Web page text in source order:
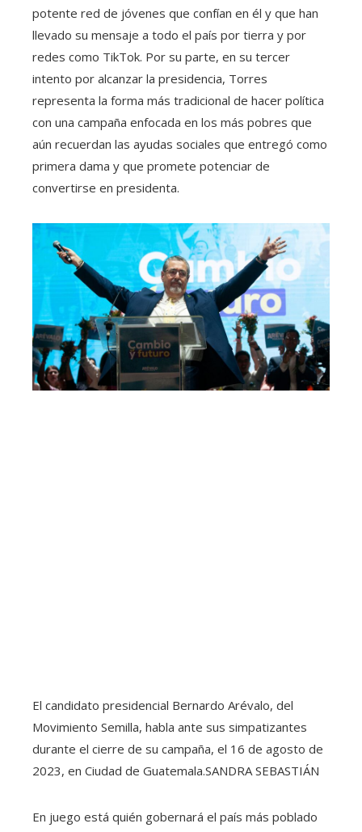
potente red de jóvenes que confían en él y que han
llevado su mensaje a todo el país por tierra y por
redes como TikTok. Por su parte, en su tercer
intento por alcanzar la presidencia, Torres
representa la forma más tradicional de hacer política
con una campaña enfocada en los más pobres que
aún recuerdan las ayudas sociales que entregó como
primera dama y que promete potenciar de
convertirse en presidenta.
El candidato presidencial Bernardo Arévalo, del
Movimiento Semilla, habla ante sus simpatizantes
durante el cierre de su campaña, el 16 de agosto de
2023, en Ciudad de Guatemala.SANDRA SEBASTIÁN
En juego está quién gobernará el país más poblado